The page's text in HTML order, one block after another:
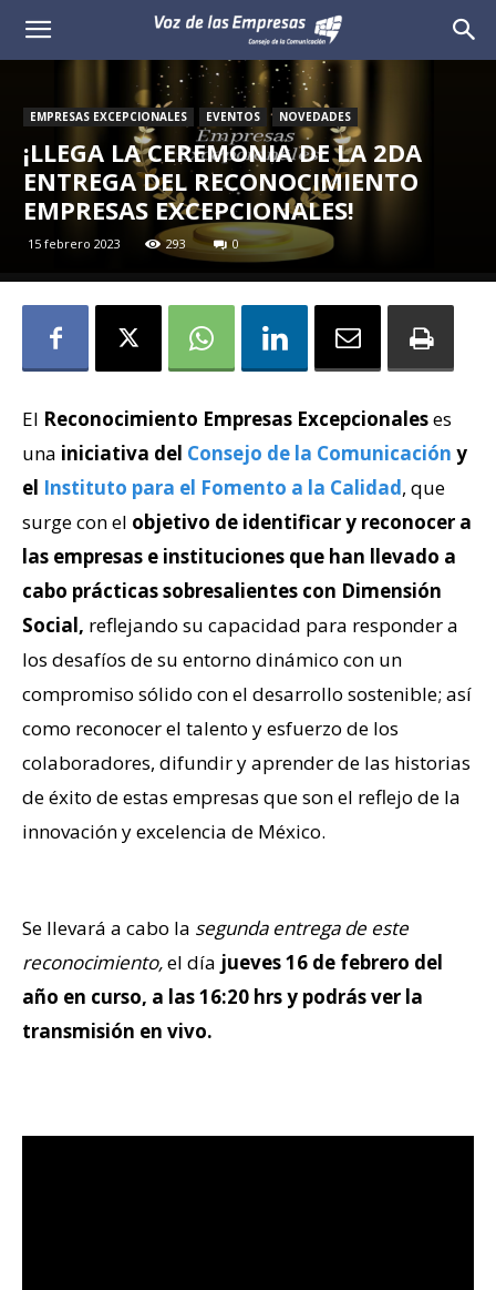
Voz
Empresas
EMPRESAS EXCEPCIONALES EVENTOS NOVEDADES
¡LLEGA LA CEREMONIA DE LA 2DA
ENTREGA DEL RECONOCIMIENTO
EMPRESAS EXCEPCIONALES!
15 febrero 2023 293 0
El Reconocimiento Empresas Excepcionaleses
una iniciativa del Consejo de la Comunicación y
el Instituto para el Fomento a la Calidad, que
surge con el objetivo de identificar y reconocer a
las empresas e instituciones que han llevado a
cabo prácticas sobresalientes con Dimensión
Social, reflejando su capacidad para responder a
los desafíos de su entorno dinámico con un
compromiso sólido con el desarrollo sostenible; así
como reconocer el talento y esfuerzo de los
colaboradores, difundir y aprender de las historias
de éxito de estas empresas que son el reflejo de la
innovación y excelencia de México.
Se llevará a cabo la segunda entrega de este
reconocimiento,el día jueves 16 de febrero del
año en curso, a las 16:20 hrs y podrás ver la
transmisión en vivo.